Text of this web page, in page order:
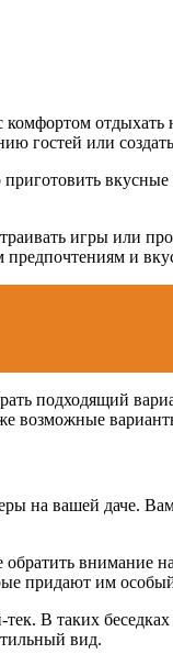
гостей или
игры или
и
подходящий
на вашей даче.
внимание
придают им
В таких
вид.